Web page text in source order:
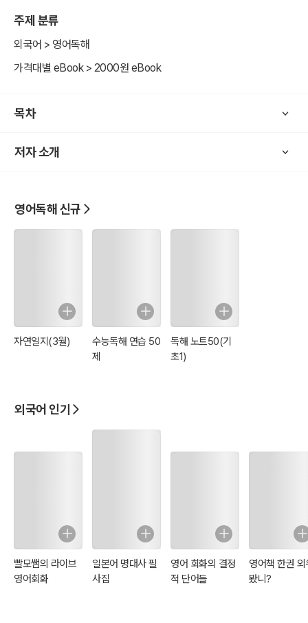
용서해 주겠다고 제안하고, 남편은 이를 승낙했다. 시간이 흘러 아내는
딸을 낳았고 마녀는 약속대로 아기를 데려갔다. '라푼젤'이라는 이름이
붙여진 아이는 깊은 숲 속에 있는 높은 탑에 갇혀 자라게 되었다. 그 탑
에는 출입구가 없었고, 마녀는 라푼젤의 긴 황금빛 머리카락을 사다리
아름다운 노랫소리에 이끌려 탑을 찾아오게 되었고, 마녀가 라푼젤의
방법으로 탑에 올라갔다. 라푼젤과 왕자는 곧 사랑에 빠졌고 얼마 지나
를 떠돌던 왕자는 쌍둥이 아이를 낳아 살고 있던 라푼젤과 재회하고,
라푼젤의 눈에서 떨어진 눈물이 왕자의 시력을 회복시켜 왕자와 라푼
브리복스) : https://librivox.org 사이트로 안내하고 있습니다. 2) 작품
원서 TEXT와 함께 Audio MP3로 실시간 스트리밍 음성 제공 3) PC
에서 다운로드 후 모바일 단말기에 옮겨서 사용(단, 모바일 접속 시 무
료 Wi-Fi 환경에서 사용 권장) # 구매 시 유의 사항 - 오디오북 음성은
고지해 드립니다. - 모바일 접속 시 무료 Wi-Fi 환경이 아니면 실시간
주제 분류
외국어 > 영어독해
가격대별 eBook > 2000원 eBook
목차
저자 소개
영어독해 신규
자연일지(3월)
수능독해 연습 50
제
독해 노트50(기
초1)
외국어 인기
빨모쌤의 라이브
영어회화
일본어 명대사 필
사집
영어 회화의 결정
적 단어들
영어책 한권 외
봤니?